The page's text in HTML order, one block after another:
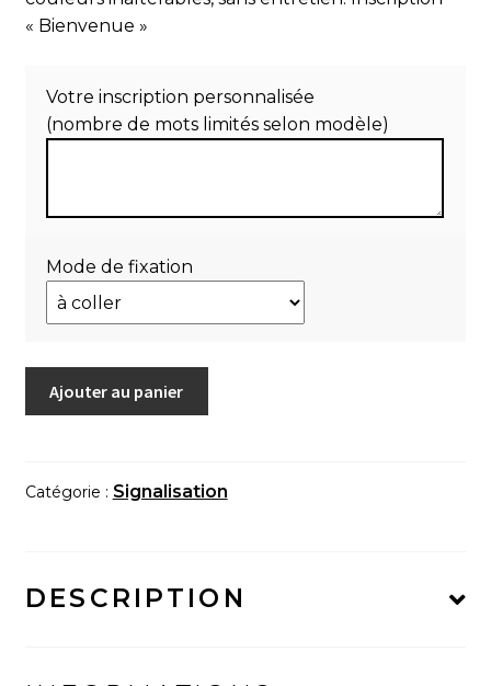
« Bienvenue »
Votre inscription personnalisée
(nombre de mots limités selon modèle)
Mode de fixation
signalisation
Ajouter au panier
Catégorie : Signalisation
DESCRIPTION